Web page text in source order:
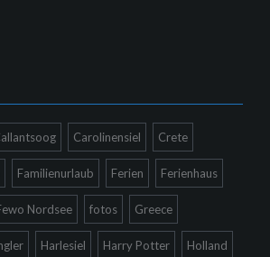
Carolinensiel Crete
Familienurlaub Ferien Ferienhaus
Nordsee fotos Greece
Harlesiel Harry Potter Holland